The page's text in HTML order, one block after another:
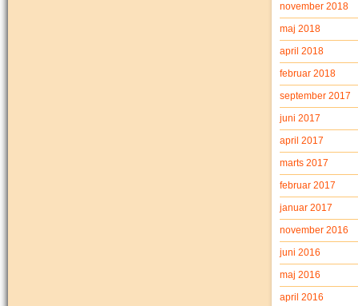
november 2018
maj 2018
april 2018
februar 2018
september 2017
juni 2017
april 2017
marts 2017
februar 2017
januar 2017
november 2016
juni 2016
maj 2016
april 2016